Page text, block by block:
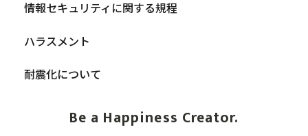
Be a Happiness Creator.
情報セキュリティに関する規程
ハラスメント
耐震化について